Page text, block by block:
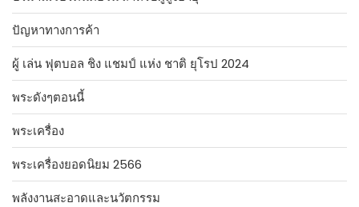
ปัญหาทางการค้า
ผู้ เล่น ฟุตบอล ชิง แชมป์ แห่ง ชาติ ยุโรป 2024
พระดังๆตอนนี้
พระเครื่อง
พระเครื่องยอดนิยม 2566
พลังงานสะอาดและนวัตกรรม